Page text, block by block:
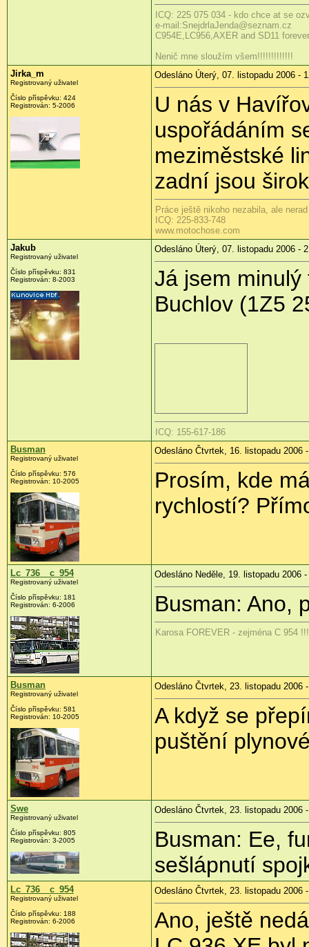
ICQ: 225 075 034 - kdo chce at se
e-mail:SnejdrlaJenda@seznam.cz
C954E,LC956,AXER and SD11
Nenič mne sloužím všem!!!!!!!!!!!!!
Jirka_m
Registrovaný uživatel
Číslo příspěvku: 424
Registrován: 5-2006
Odesláno Úterý, 07. listopadu 2006 -
U nás v
uspořádáním
meziměstské
zadní jsou
Práce ještě nikoho nezabila, ale
ICQ: 225-833-748
www.motochose.com
Jakub
Registrovaný uživatel
Číslo příspěvku: 831
Registrován: 8-2003
Odesláno Úterý, 07. listopadu 2006 -
Já jsem
Buchlov (1Z5
ICQ: 155-617-186
Busman
Registrovaný uživatel
Číslo příspěvku: 576
Registrován: 10-2005
Odesláno Čtvrtek, 16. listopadu 2006
Prosím, kde
rychlostí?
Lc_736__c_954
Registrovaný uživatel
Číslo příspěvku: 181
Registrován: 6-2006
Odesláno Neděle, 19. listopadu 2006 -
Busman: Ano,
Karosa FOREVER - zejména C 954 !!!
Busman
Registrovaný uživatel
Číslo příspěvku: 581
Registrován: 10-2005
Odesláno Čtvrtek, 23. listopadu 2006
A když se
puštění
Swe
Registrovaný uživatel
Číslo příspěvku: 805
Registrován: 3-2005
Odesláno Čtvrtek, 23. listopadu 2006
Busman: Ee,
sešlápnutí
Lc_736__c_954
Registrovaný uživatel
Číslo příspěvku: 188
Registrován: 6-2006
Odesláno Čtvrtek, 23. listopadu 2006
Ano, ještě